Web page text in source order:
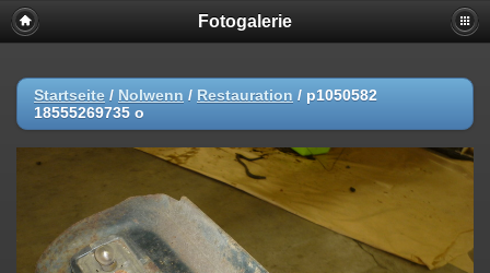
Fotogalerie
Startseite / Nolwenn / Restauration / p1050582
18555269735 o